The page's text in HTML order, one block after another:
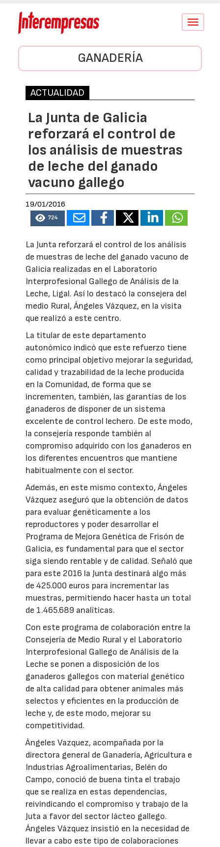
Conmutar
GANADERÍA
ACTUALIDAD
La Junta de Galicia
reforzará el control de
los análisis de muestras
de leche del ganado
vacuno gallego
19/01/2016
724
La Junta reforzará el control de los análisis
de muestras de leche del ganado vacuno de
Galicia realizadas en el Laboratorio
Interprofesional Gallego de Análisis de la
Leche, Ligal. Así lo destacó la consejera del
medio Rural, Ángeles Vázquez, en la visita
que realizó a este centro.
La titular de este departamento
autonómico indicó que este refuerzo tiene
como principal objetivo mejorar la seguridad,
calidad y trazabilidad de la leche producida
en la Comunidad, de forma que se
incrementen, también, las garantías de los
ganaderos de disponer de un sistema
excelente de control lechero. De este modo,
la consejería responde también al
compromiso adquirido con los ganaderos en
los diferentes encuentros que mantiene
habitualmente con el sector.
Además, en este mismo contexto, Ángeles
Vázquez aseguró que la obtención de datos
para evaluar genéticamente a los
reproductores y poder desarrollar el
Programa de Mejora Genética de Frisón de
Galicia, es fundamental para que el sector
siga siendo rentable y de calidad. Señaló que
para este 2016 la Junta destinará algo más
de 425.000 euros para incrementar las
muestras, permitiendo hacer hasta un total
de 1.465.689 analíticas.
Con este programa de colaboración entre la
Consejería de Medio Rural y el Laboratorio
Interprofesional Gallego de Análisis de la
Leche se ponen a disposición de los
ganaderos gallegos con material genético
de alta calidad para obtener animales más
selectos y eficientes en la producción de
leche y, de este modo, mejorar su
competitividad.
Àngeles Vazquez, acompañada por la
directora general de Ganadería, Agricultura e
Industrias Agroalimentarias, Belén do
Campo, conoció de buena tinta el trabajo
que se realiza en estas dependencias,
reivindicando el compromiso y trabajo de la
Juta a favor del sector lácteo gallego.
Ángeles Vázquez insistió en la necesidad de
llevar a cabo este tipo de colaboraciones